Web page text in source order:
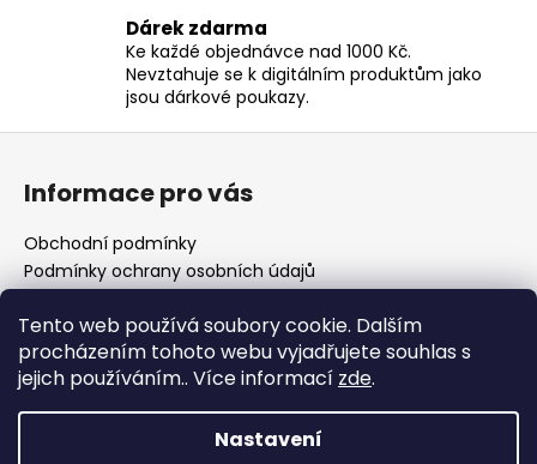
Tento web používá soubory cookie. Dalším
procházením tohoto webu vyjadřujete souhlas s
jejich používáním.. Více informací zde.
Nastavení
á
d
a
c
k
y
v
ý
p
i
s
u
Dárek zdarma
Ke každé objednávce nad 1000 Kč.
Nevztahuje se k digitálním produktům jako
jsou dárkové poukazy.
Z
t
í
Informace pro vás
Obchodní podmínky
Podmínky ochrany osobních údajů
Kontakty
Blog
České puncovní značky